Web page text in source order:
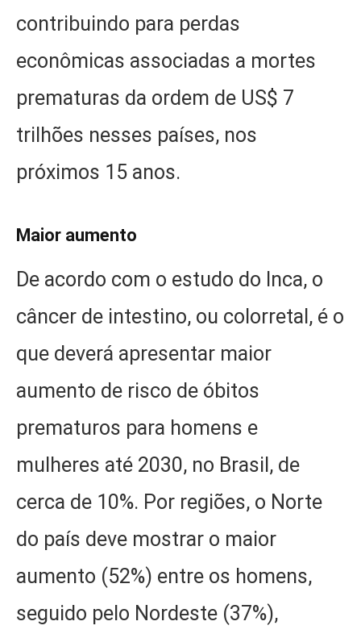
contribuindo para perdas
econômicas associadas a mortes
prematuras da ordem de US$ 7
trilhões nesses países, nos
próximos 15 anos.
Maior aumento
De acordo com o estudo do Inca, o
câncer de intestino, ou colorretal, é o
que deverá apresentar maior
aumento de risco de óbitos
prematuros para homens e
mulheres até 2030, no Brasil, de
cerca de 10%. Por regiões, o Norte
do país deve mostrar o maior
aumento (52%) entre os homens,
seguido pelo Nordeste (37%),